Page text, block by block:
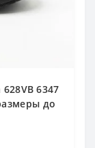
6347
до